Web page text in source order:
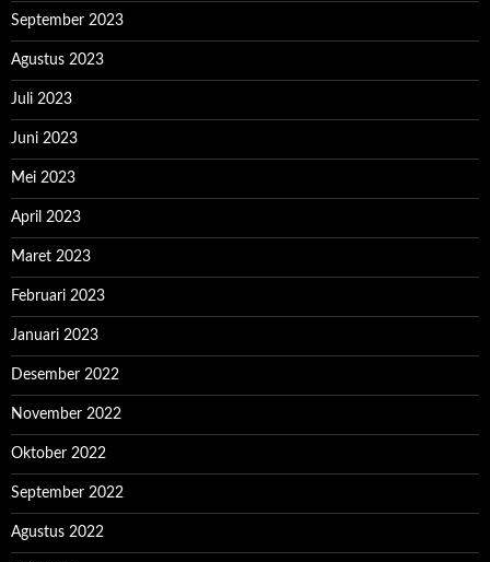
September 2023
Agustus 2023
Juli 2023
Juni 2023
Mei 2023
April 2023
Maret 2023
Februari 2023
Januari 2023
Desember 2022
November 2022
Oktober 2022
September 2022
Agustus 2022